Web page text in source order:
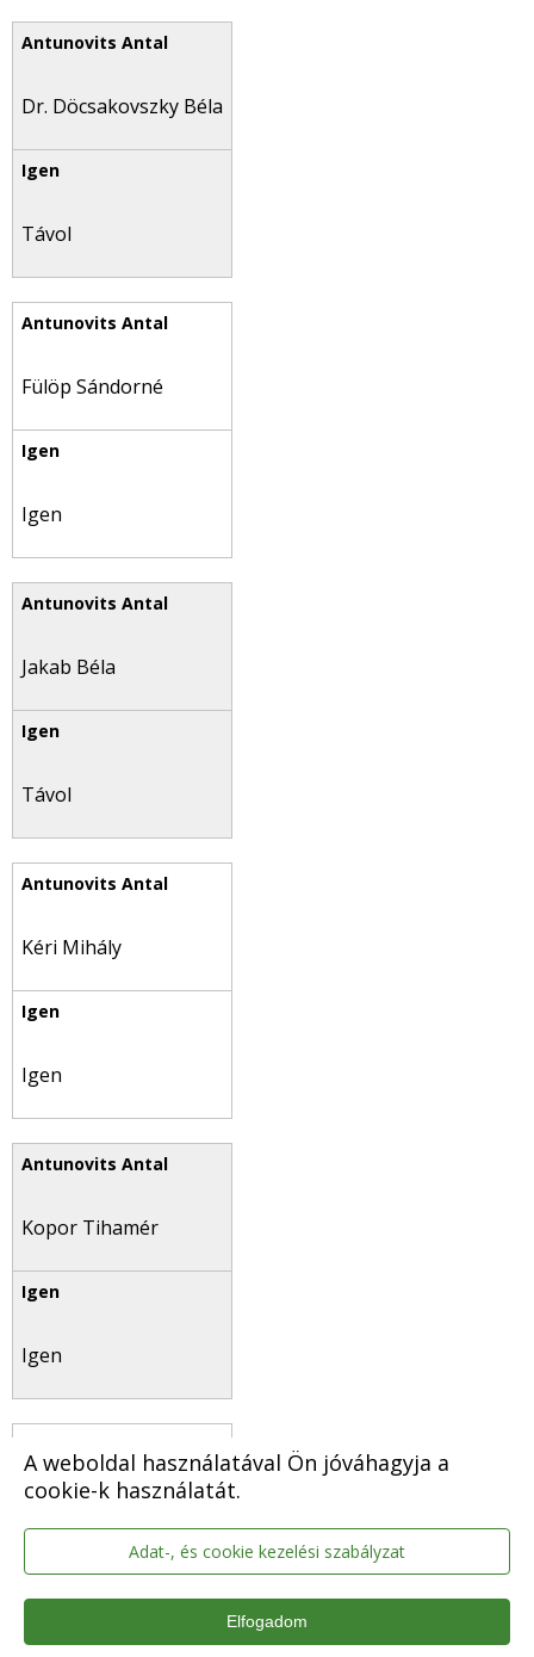
A weboldal használatával Ön jóváhagyja a
cookie-k használatát.
Adat-, és cookie kezelési szabályzat
Elfogadom
Dr. Döcsakovszky Béla
Távol
Fülöp Sándorné
Igen
Jakab Béla
Távol
Kéri Mihály
Igen
Kopor Tihamér
Igen
Igen